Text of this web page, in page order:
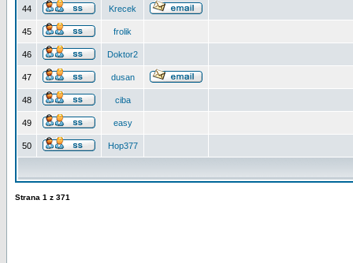
44 Krecek
45 frolik
46 Doktor2
47 dusan
48 ciba
49 easy
50 Hop377
Strana 1 z 371